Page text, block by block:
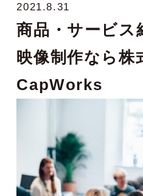
2021.8.31
商品・サービス
映像制作なら株
CapWorks